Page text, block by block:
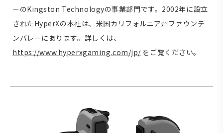
ーのKingston Technologyの事業部門です。2002年に設立
されたHyperXの本社は、米国カリフォルニア州ファウンテ
ンバレーにあります。詳しくは、
https://www.hyperxgaming.com/jp/をご覧ください。